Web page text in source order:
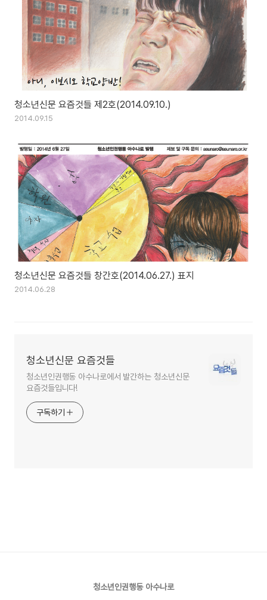
청소년신문 요즘것들 제2호(2014.09.10.)
2014.09.15
청소년신문 요즘것들 창간호(2014.06.27.) 표지
2014.06.28
청소년신문 요즘것들
청소년인권행동 아수나로에서 발간하는 청소년신문
요즘것들입니다!
구독하기
청소년인권행동 아수나로